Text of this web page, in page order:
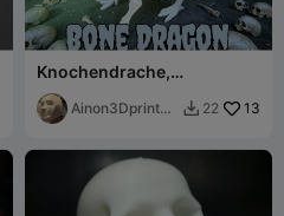
Knochendrache,
Drachenskelett
Ainon3Dprint
 22 13